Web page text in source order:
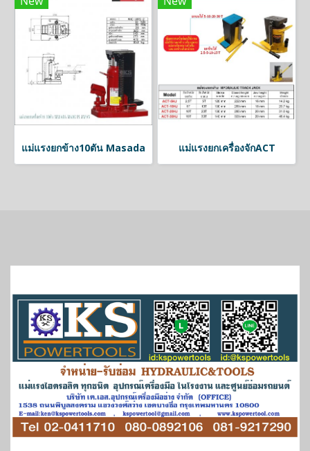
แม่แรงยกข้าง10ตัน Masada แม่แรงยกเครื่องจักACT